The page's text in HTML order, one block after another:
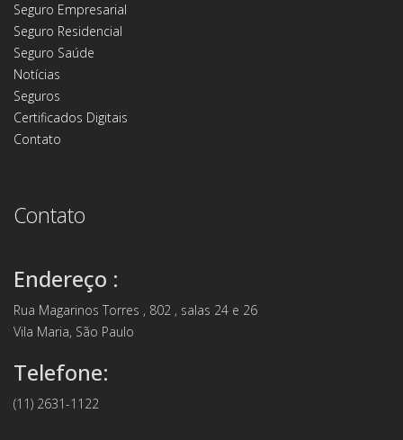
Seguro Empresarial
Seguro Residencial
Seguro Saúde
Notícias
Seguros
Certificados Digitais
Contato
Contato
Endereço :
Rua Magarinos Torres , 802 , salas 24 e 26
Vila Maria, São Paulo
Telefone:
(11) 2631-1122